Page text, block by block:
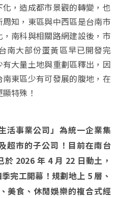
，造成都市景觀的轉變，也
知，東區與中西區是台南市
南科與相關路網建設後，市
南大部份蛋黃區早已開發完
大量土地與重劃區釋出，因
東區少有可發展的腹地，在
特殊！
活事業公司」為統一企業集
超市的子公司！目前在南台
2026 年 4 月 22 日動土，
完工開幕！規劃地上 5 層、
美食、休閒娛樂的複合式經